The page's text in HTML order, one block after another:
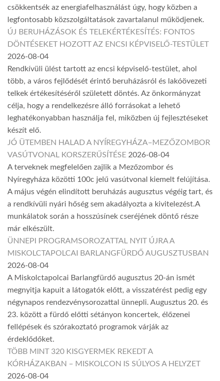
csökkentsék az energiafelhasználást úgy, hogy közben a
legfontosabb közszolgáltatások zavartalanul működjenek.
ÚJ BERUHÁZÁSOK ÉS TELEKÉRTÉKESÍTÉS: FONTOS
DÖNTÉSEKET HOZOTT AZ ENCSI KÉPVISELŐ-TESTÜLET
2026-08-04
Rendkívüli ülést tartott az encsi képviselő-testület, ahol
több, a város fejlődését érintő beruházásról és lakóövezeti
telkek értékesítéséről született döntés. Az önkormányzat
célja, hogy a rendelkezésre álló forrásokat a lehető
leghatékonyabban használja fel, miközben új fejlesztéseket
készít elő.
JÓ ÜTEMBEN HALAD A NYÍREGYHÁZA–MEZŐZOMBOR
VASÚTVONAL KORSZERŰSÍTÉSE 2026-08-04
A terveknek megfelelően zajlik a Mezőzombor és
Nyíregyháza közötti 100c jelű vasútvonal kiemelt felújítása.
A május végén elindított beruházás augusztus végéig tart, és
a rendkívüli nyári hőség sem akadályozta a kivitelezést.A
munkálatok során a hosszúsínek cseréjének döntő része
már elkészült.
ÜNNEPI PROGRAMSOROZATTAL NYIT ÚJRA A
MISKOLCTAPOLCAI BARLANGFÜRDŐ AUGUSZTUSBAN
2026-08-04
A Miskolctapolcai Barlangfürdő augusztus 20-án ismét
megnyitja kapuit a látogatók előtt, a visszatérést pedig egy
négynapos rendezvénysorozattal ünnepli. Augusztus 20. és
23. között a fürdő előtti sétányon koncertek, élőzenei
fellépések és szórakoztató programok várják az
érdeklődőket.
TÖBB MINT 320 KISGYERMEK REKEDT A
KÓRHÁZAKBAN – MISKOLCON IS SÚLYOS A HELYZET
2026-08-04